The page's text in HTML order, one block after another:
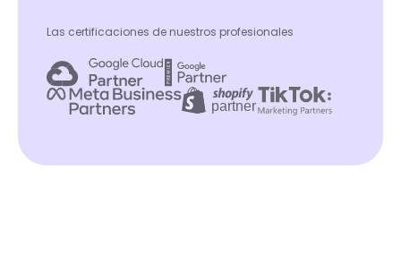
Las certificaciones de nuestros profesionales